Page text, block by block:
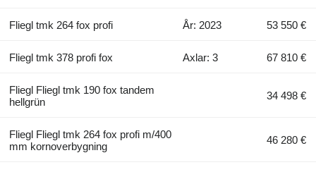
Fliegl tmk 264 fox profi År: 2023 53 550 €
Fliegl tmk 378 profi fox Axlar: 3 67 810 €
Fliegl Fliegl tmk 190 fox tandem
hellgrün
34 498 €
Fliegl Fliegl tmk 264 fox profi m/400
mm kornoverbygning
46 280 €